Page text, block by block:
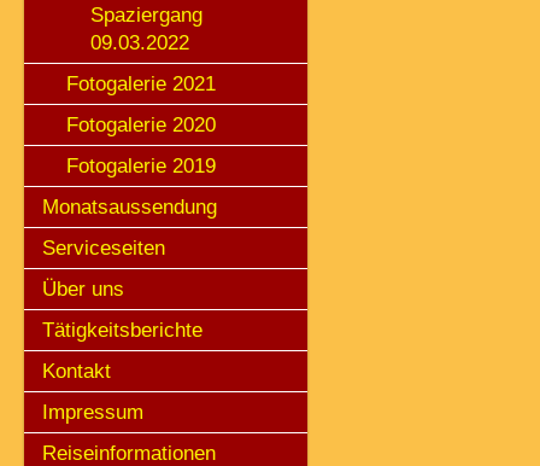
Spaziergang
09.03.2022
Fotogalerie 2021
Fotogalerie 2020
Fotogalerie 2019
Monatsaussendung
Serviceseiten
Über uns
Tätigkeitsberichte
Kontakt
Impressum
Reiseinformationen